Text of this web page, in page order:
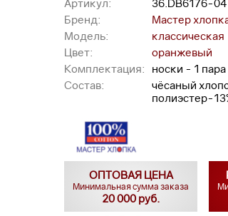
Артикул:
36.DB6176-04
Бренд:
Мастер
Модель:
классическая
Цвет:
оранжевый
Комплектация:
носки - 1 пара
Состав:
чёсаный
полиэстер-
ОПТОВАЯ ЦЕНА
Минимальная сумма заказа
20 000 руб.